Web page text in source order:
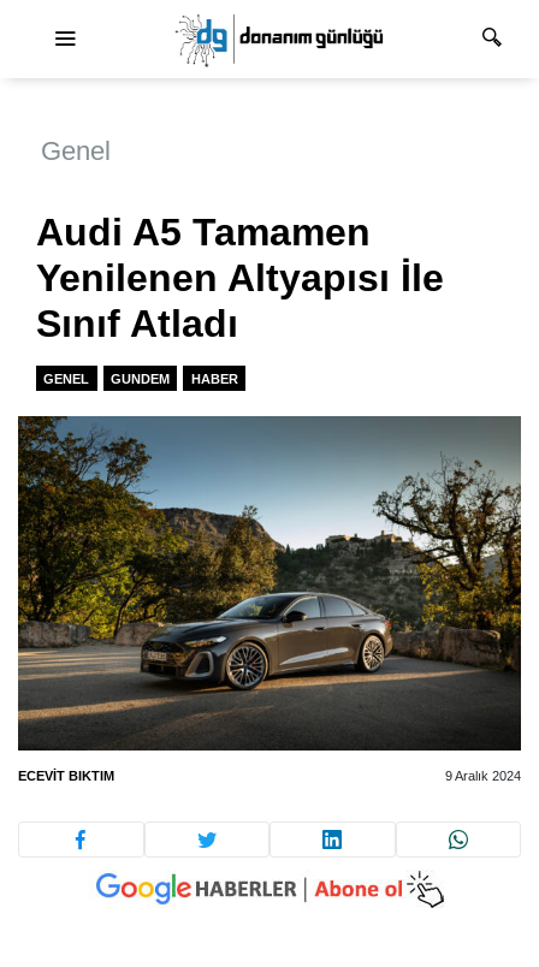
Genel
Audi A5 Tamamen
Yenilenen Altyapısı İle
Sınıf Atladı
GENEL GUNDEM HABER
ECEVIT BIKTIM 9 Aralık 2024